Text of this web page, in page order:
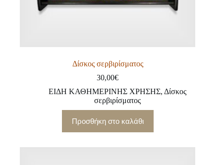
Δίσκος σερβιρίσματος
30,00€
ΕΙΔΗ ΚΑΘΗΜΕΡΙΝΗΣ ΧΡΗΣΗΣ,Δίσκος
σερβιρίσματος
Προσθήκη στο καλάθι